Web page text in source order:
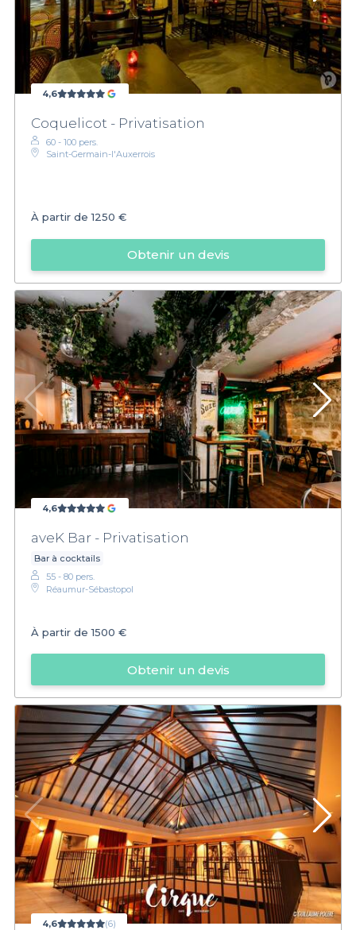
4,6
Coquelicot - Privatisation
60 - 100 pers.
Saint-Germain-l'Auxerrois
À partir de1250 €
Obtenir un devis
4,6
aveK Bar - Privatisation
Bar à cocktails
55 - 80 pers.
Réaumur-Sébastopol
À partir de1500 €
Obtenir un devis
4,6 (6)